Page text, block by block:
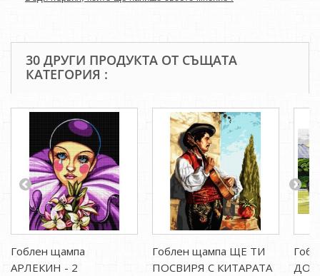
30 ДРУГИ ПРОДУКТА ОТ СЪЩАТА
КАТЕГОРИЯ :
Гоблен щампа
АРЛЕКИН - 2
Гоблен щампа ЩЕ ТИ
ПОСВИРЯ С КИТАРАТА